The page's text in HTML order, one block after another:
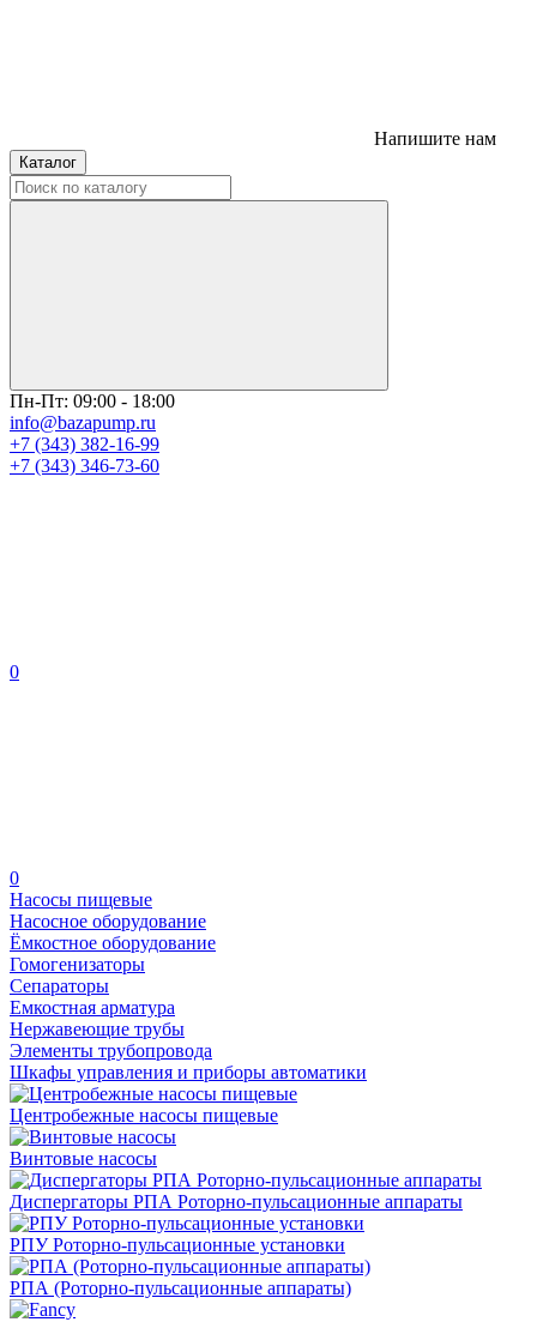
Напишите нам
Каталог
Пн-Пт: 09:00 - 18:00
info@bazapump.ru
+7 (343) 382-16-99
+7 (343) 346-73-‬60
0
0
Насосы пищевые
Насосное оборудование
Ёмкостное оборудование
Гомогенизаторы
Сепараторы
Емкостная арматура
Нержавеющие трубы
Элементы трубопровода
Шкафы управления и приборы автоматики
Центробежные насосы пищевые
Винтовые насосы
Диспергаторы РПА Роторно-пульсационные аппараты
РПУ Роторно-пульсационные установки
РПА (Роторно-пульсационные аппараты)